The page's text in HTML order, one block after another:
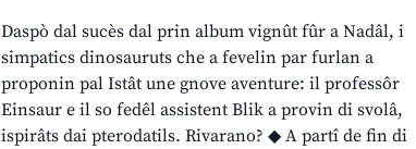
Daspò dal sucès dal prin album vignût fûr a Nadâl, i
simpatics dinosauruts che a fevelin par furlan a
proponin pal Istât une gnove aventure: il professôr
Einsaur e il so fedêl assistent Blik a provin di svolâ,
ispirâts dai pterodatils. Rivarano? ◆ A partî de fin di